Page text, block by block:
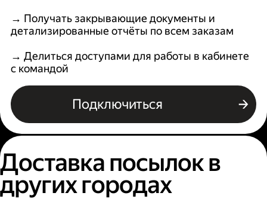
→ Получать закрывающие документы и
детализированные отчёты по всем заказам
→ Делиться доступами для работы в кабинете
с командой
Подключиться
Доставка посылок в
других городах